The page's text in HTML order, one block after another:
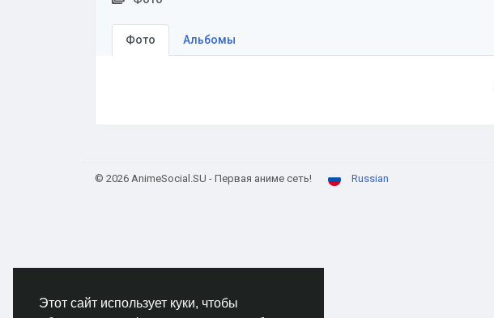
Этот сайт использует куки, чтобы
Фото Альбомы
© 2026 AnimeSocial.SU - Первая аниме сеть! Russian